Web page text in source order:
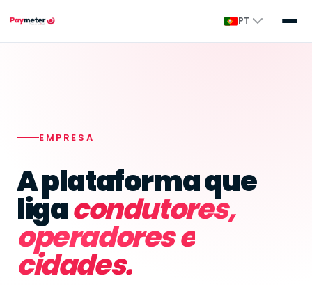
PT
EMPRESA
A plataforma que
ligacondutores,
operadores e
cidades.